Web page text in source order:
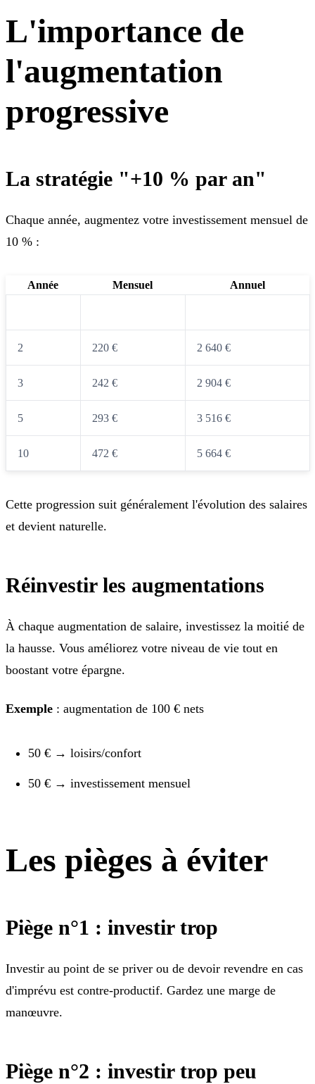
L'importance de
l'augmentation
progressive
La stratégie "+10 % par an"
Chaque année, augmentez votre investissement mensuel de
10 % :
Année Mensuel Annuel
2 220 € 2 640 €
3 242 € 2 904 €
5 293 € 3 516 €
10 472 € 5 664 €
Cette progression suit généralement l'évolution des salaires
et devient naturelle.
Réinvestir les augmentations
À chaque augmentation de salaire, investissez la moitié de
la hausse. Vous améliorez votre niveau de vie tout en
boostant votre épargne.
Exemple : augmentation de 100 € nets
50 € → loisirs/confort
50 € → investissement mensuel
Les pièges à éviter
Piège n°1 : investir trop
Investir au point de se priver ou de devoir revendre en cas
d'imprévu est contre-productif. Gardez une marge de
manœuvre.
Piège n°2 : investir trop peu